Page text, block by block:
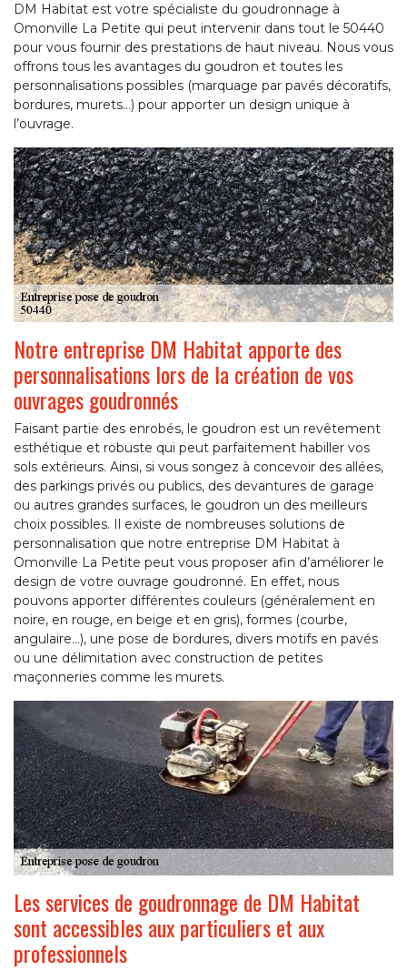
DM Habitat est votre spécialiste du goudronnage à
Omonville La Petite qui peut intervenir dans tout le 50440
pour vous fournir des prestations de haut niveau. Nous vous
offrons tous les avantages du goudron et toutes les
personnalisations possibles (marquage par pavés décoratifs,
bordures, murets…) pour apporter un design unique à
l’ouvrage.
Notre entreprise DM Habitat apporte des
personnalisations lors de la création de vos
ouvrages goudronnés
Faisant partie des enrobés, le goudron est un revêtement
esthétique et robuste qui peut parfaitement habiller vos
sols extérieurs. Ainsi, si vous songez à concevoir des allées,
des parkings privés ou publics, des devantures de garage
ou autres grandes surfaces, le goudron un des meilleurs
choix possibles. Il existe de nombreuses solutions de
personnalisation que notre entreprise DM Habitat à
Omonville La Petite peut vous proposer afin d’améliorer le
design de votre ouvrage goudronné. En effet, nous
pouvons apporter différentes couleurs (généralement en
noire, en rouge, en beige et en gris), formes (courbe,
angulaire…), une pose de bordures, divers motifs en pavés
ou une délimitation avec construction de petites
maçonneries comme les murets.
Les services de goudronnage de DM Habitat
sont accessibles aux particuliers et aux
professionnels